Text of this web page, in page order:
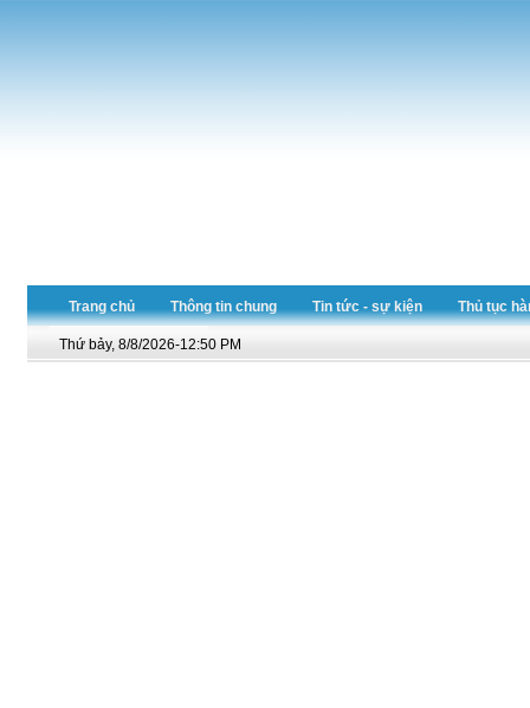
Trang chủ Thông tin chung Tin tức - sự kiện Thủ tục
Thứ bảy, 8/8/2026-12:50 PM